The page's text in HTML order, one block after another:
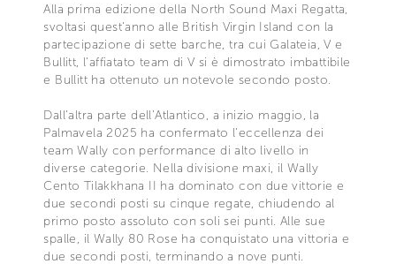
Alla prima edizione della North Sound Maxi Regatta,
svoltasi quest’anno alle British Virgin Island con la
partecipazione di sette barche, tra cui Galateia, V e
Bullitt, l’affiatato team di V si è dimostrato imbattibile
e Bullitt ha ottenuto un notevole secondo posto.
Dall’altra parte dell’Atlantico, a inizio maggio, la
Palmavela 2025 ha confermato l’eccellenza dei
team Wally con performance di alto livello in
diverse categorie. Nella divisione maxi, il Wally
Cento Tilakkhana II ha dominato con due vittorie e
due secondi posti su cinque regate, chiudendo al
primo posto assoluto con soli sei punti. Alle sue
spalle, il Wally 80 Rose ha conquistato una vittoria e
due secondi posti, terminando a nove punti.